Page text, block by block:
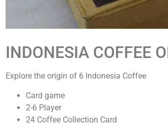
INDONESIA COFFEE
Explore the origin of 6 Indonesia Coffee
Card game
2-6 Player
24 Coffee Collection Card